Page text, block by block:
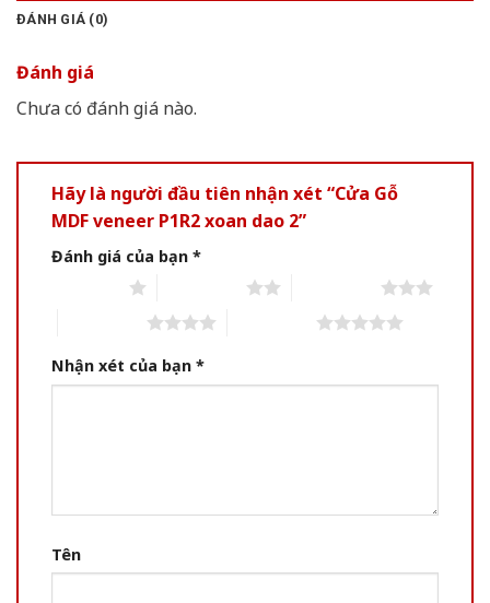
ĐÁNH GIÁ (0)
Đánh giá
Chưa có đánh giá nào.
Hãy là người đầu tiên nhận xét “Cửa Gỗ
MDF veneer P1R2 xoan dao 2”
Đánh giá của bạn *
Nhận xét của bạn *
Tên